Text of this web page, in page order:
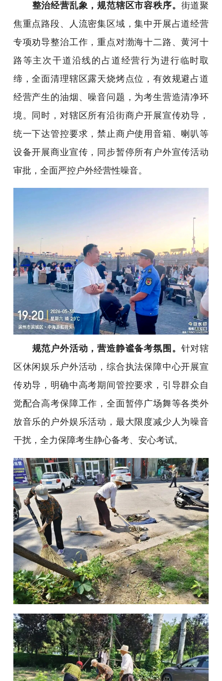
整治经营乱象，规范辖区市容秩序。 街道聚
焦重点路段、人流密集区域，集中开展占道经营
专项劝导整治工作，重点对渤海十二路、黄河十
路等主次干道沿线的占道经营行为进行临时取
缔，全面清理辖区露天烧烤点位，有效规避占道
经营产生的油烟、噪音问题，为考生营造清净环
境。同时，对辖区所有沿街商户开展宣传劝导，
统一下达管控要求，禁止商户使用音箱、喇叭等
设备开展商业宣传，同步暂停所有户外宣传活动
审批，全面严控户外经营性噪音。
规范户外活动，营造静谧备考氛围。 针对辖
区休闲娱乐户外活动，综合执法保障中心开展宣
传劝导，明确中高考期间管控要求，引导群众自
觉配合高考保障工作，全面暂停广场舞等各类外
放音乐的户外娱乐活动，最大限度减少人为噪音
干扰，全力保障考生静心备考、安心考试。